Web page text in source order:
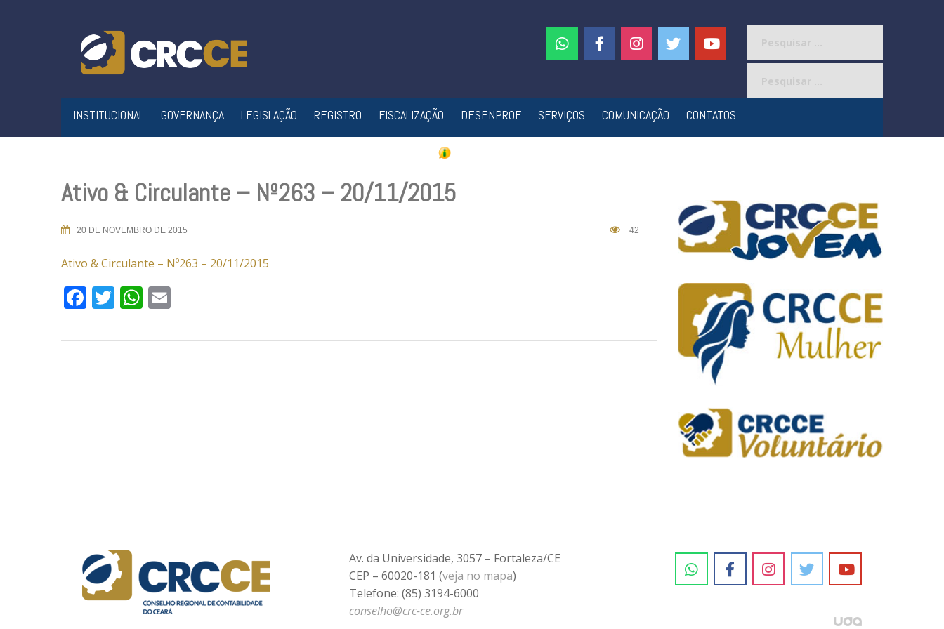
INSTITUCIONAL GOVERNANÇA LEGISLAÇÃO REGISTRO FISCALIZAÇÃO DESENPROF SERVIÇOS COMUNICAÇÃO CONTATOS
Ativo & Circulante – Nº263 – 20/11/2015
20 DE NOVEMBRO DE 2015 42
Ativo & Circulante – Nº263 – 20/11/2015
Facebook
TwitterWhatsApp
Av. da Universidade, 3057 – Fortaleza/CE
CEP – 60020-181 (veja no mapa)
Telefone: (85) 3194-6000
conselho@crc-ce.org.br